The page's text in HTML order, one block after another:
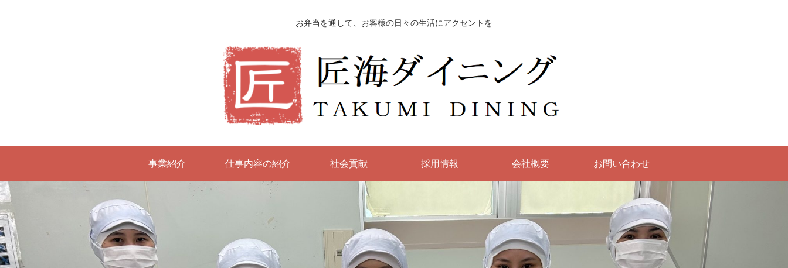
お弁当を通して、お客様の日々の生活にアクセントを
事業紹介 仕事内容の紹介 社会貢献 採用情報 会社概要 お問い合わせ